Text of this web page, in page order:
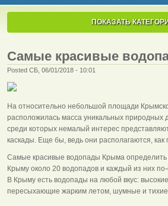
ПОКАЗАТЬ
Самые красивые
Posted СБ, 06/01/2018 - 10:01
На относительно небольшой площади
расположилась масса уникальных природных
среди которых немалый интерес
каскады. Еще бы, ведь они располагаются, как
Самые красивые водопады Крыма определить
Крыму около 20 водопадов и каждый из них
В Крыму есть водопады на любой вкус:
пересыхающие жарким летом, шумные и